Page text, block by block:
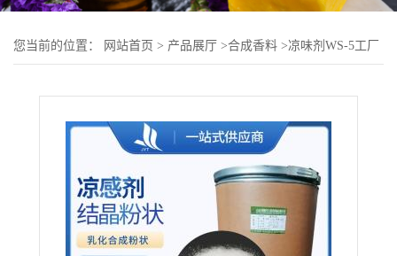
您当前的位置： 网站首页 > 产品展厅 >合成香料 >凉味剂WS-5工厂